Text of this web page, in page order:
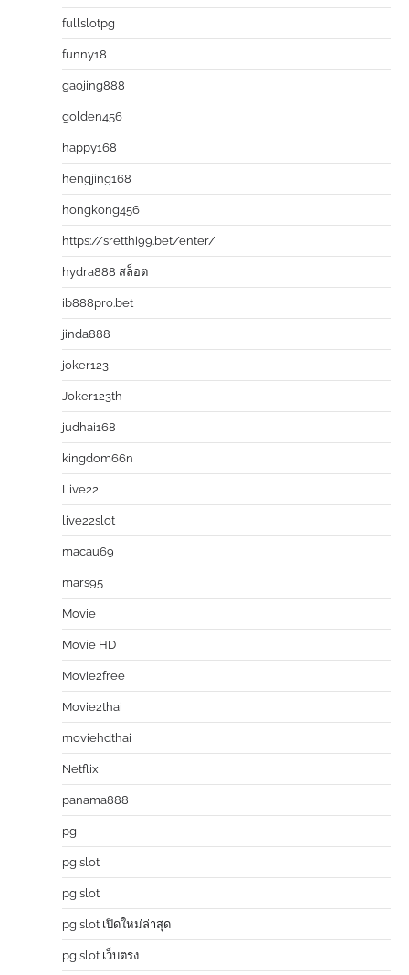
fullslotpg
funny18
gaojing888
golden456
happy168
hengjing168
hongkong456
https://sretthi99.bet/enter/
hydra888 สล็อต
ib888pro.bet
jinda888
joker123
Joker123th
judhai168
kingdom66n
Live22
live22slot
macau69
mars95
Movie
Movie HD
Movie2free
Movie2thai
moviehdthai
Netflix
panama888
pg
pg slot
pg slot
pg slot เปิดใหม่ล่าสุด
pg slot เว็บตรง